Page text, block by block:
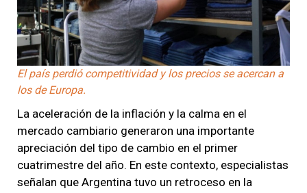
El país perdió competitividad y los precios se acercan a
los de Europa.
La aceleración de la inflación y la calma en el
mercado cambiario generaron una importante
apreciación del tipo de cambio en el primer
cuatrimestre del año. En este contexto, especialistas
señalan que Argentina tuvo un retroceso en la